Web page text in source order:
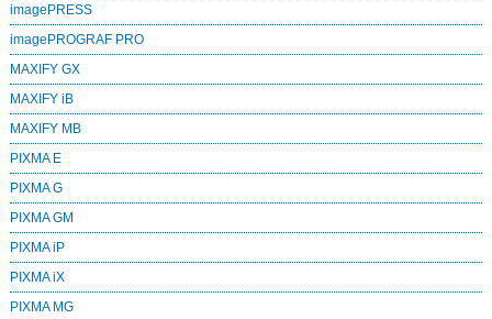
imagePRESS
imagePROGRAF PRO
MAXIFY GX
MAXIFY iB
MAXIFY MB
PIXMA E
PIXMA G
PIXMA GM
PIXMA iP
PIXMA iX
PIXMA MG